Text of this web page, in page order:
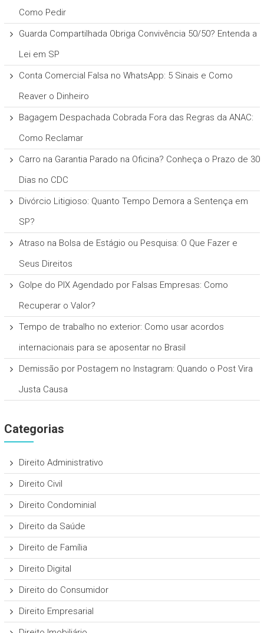
Como Pedir
Guarda Compartilhada Obriga Convivência 50/50? Entenda a
Lei em SP
Conta Comercial Falsa no WhatsApp: 5 Sinais e Como
Reaver o Dinheiro
Bagagem Despachada Cobrada Fora das Regras da ANAC:
Como Reclamar
Carro na Garantia Parado na Oficina? Conheça o Prazo de 30
Dias no CDC
Divórcio Litigioso: Quanto Tempo Demora a Sentença em
SP?
Atraso na Bolsa de Estágio ou Pesquisa: O Que Fazer e
Seus Direitos
Golpe do PIX Agendado por Falsas Empresas: Como
Recuperar o Valor?
Tempo de trabalho no exterior: Como usar acordos
internacionais para se aposentar no Brasil
Demissão por Postagem no Instagram: Quando o Post Vira
Justa Causa
Categorias
Direito Administrativo
Direito Civil
Direito Condominial
Direito da Saúde
Direito de Família
Direito Digital
Direito do Consumidor
Direito Empresarial